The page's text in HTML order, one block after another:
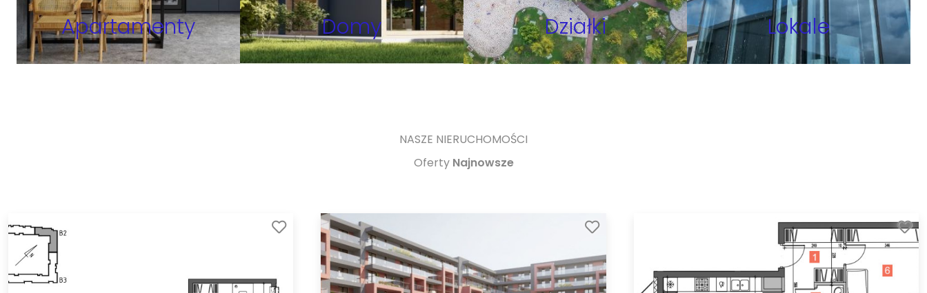
Apartamenty Domy Działki Lokale
NASZE NIERUCHOMOŚCI
Oferty Najnowsze